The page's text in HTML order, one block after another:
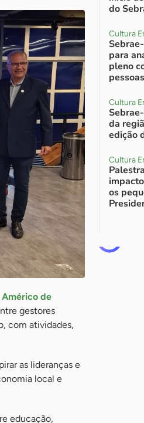
Américo de
gestores
com atividades,
as lideranças e
local e
educação,
do
Cultura
para
pleno
Cultura
da
edição
Cultura
os